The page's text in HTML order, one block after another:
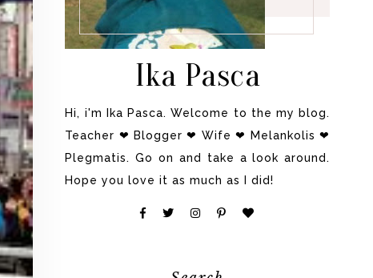
Ika Pasca
Hi, i'm Ika Pasca. Welcome to the my blog.
Teacher ❤ Blogger ❤ Wife ❤ Melankolis ❤
Plegmatis. Go on and take a look around.
Hope you love it as much as I did!